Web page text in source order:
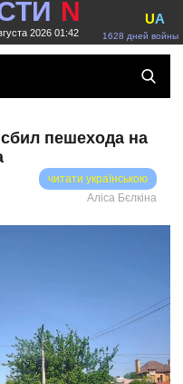
N
2026 01:42 1628 дней войны
UA
пешехода на
читати українською
Аліса Бєлкіна